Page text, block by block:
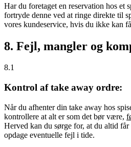
Har du foretaget en reservation hos et
fortryde denne ved at ringe direkte til
vores kundeservice, hvis du ikke kan
8. Fejl, mangler og
8.1
Kontrol af take away ordre:
Når du afhenter din take away hos
kontrollere at alt er som det bør være,
Herved kan du sørge for, at du altid
opdage eventuelle fejl i tide.